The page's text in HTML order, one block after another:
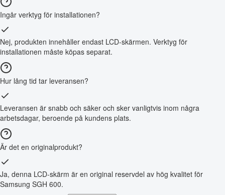
Ingår verktyg för installationen?
Nej, produkten innehåller endast LCD-skärmen. Verktyg för
installationen måste köpas separat.
Hur lång tid tar leveransen?
Leveransen är snabb och säker och sker vanligtvis inom några
arbetsdagar, beroende på kundens plats.
Är det en originalprodukt?
Ja, denna LCD-skärm är en original reservdel av hög kvalitet för
Samsung SGH 600.